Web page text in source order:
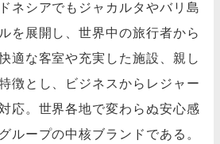
ネシアでもジャカルタやバリ島
を展開し、世界中の旅行者から
適な客室や充実した施設、親し
徴とし、ビジネスからレジャー
応。世界各地で変わらぬ安心感
ループの中核ブランドである。